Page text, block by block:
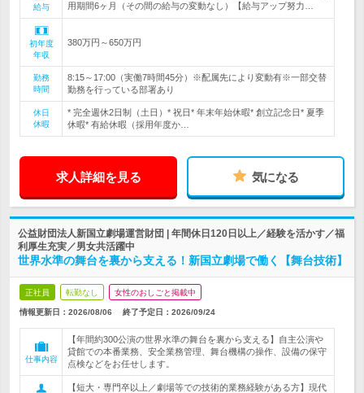
給与
用期間6ヶ月（その間の給与の変動なし）【給与アップ努力…
初年度
年収
380万円～650万円
勤務
時間
8:15～17:00（実働7時間45分）※配属先により変動有※一部交替
勤務を行っている部署あり
休日
休暇
* 完全週休2日制（土日）* 祝日* 年末年始休暇* 創立記念日* 夏季
休暇* 有給休暇（採用年度か…
求人詳細を見る 気になる
公益財団法人新国立劇場運営財団 | 年間休日120日以上／経験を活かす／福
利厚生充実／男女共活躍中
世界水準の舞台を裏から支える！新国立劇場で働く【舞台技術】
正社員 転勤なし 女性のおしごと掲載中
情報更新日：2026/08/06 終了予定日： 2026/09/24
仕事内容
【年間約300公演の世界水準の舞台を裏から支える】自主公演や
貸館での本番業務、安全業務管理、舞台機構の操作、設備の保守
点検などをお任せします。
【短大・専門卒以上／劇場等での技術的業務経験がある方】現代